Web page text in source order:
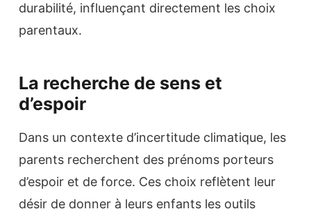
durabilité, influençant directement les choix
parentaux.
La recherche de sens et
d’espoir
Dans un contexte d’incertitude climatique, les
parents recherchent des prénoms porteurs
d’espoir et de force. Ces choix reflètent leur
désir de donner à leurs enfants les outils